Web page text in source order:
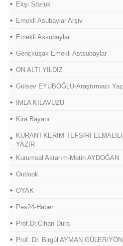
Ekşi Sözlük
Emekli Asubaylar Arşiv
Emekli Assubaylar
Gençkuşak Emekli Astsubaylar
ON ALTI YILDIZ
Gülsev EYÜBOĞLU-Araştırmacı
İMLA KILAVUZU
Kira Bayanı
KURAN'I KERİM TEFSİRİ
YAZIR
Kurumsal Aktarım-Metin AYDOĞAN
Outlook
OYAK
Pes24-Haber
Prof.Dr.Cihan Dura
Prof. Dr. Birgül AYMAN GÜLER/YÖN